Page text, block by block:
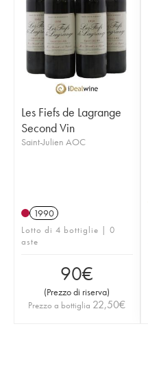
Les Fiefs de Lagrange
Second Vin
Saint-Julien AOC
1990
Lotto di 4 bottiglie | 0
aste
90€
(Prezzo di riserva)
Prezzo a bottiglia 22,50€